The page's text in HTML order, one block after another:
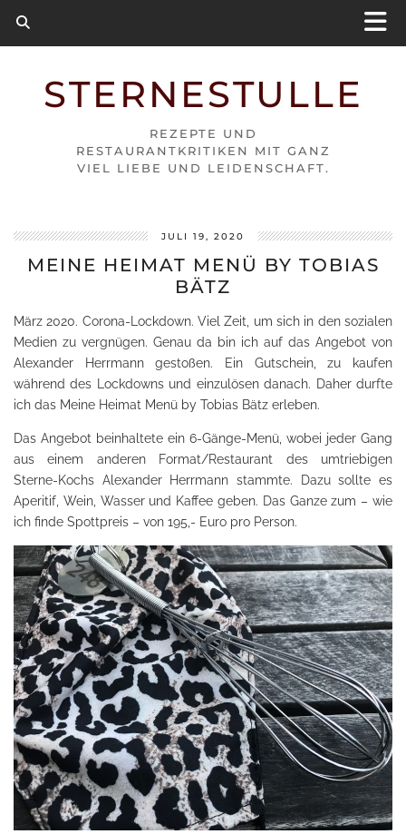
STERNESTULLE
REZEPTE UND
RESTAURANTKRITIKEN MIT GANZ
VIEL LIEBE UND LEIDENSCHAFT.
JULI 19, 2020
MEINE HEIMAT MENÜ BY TOBIAS
BÄTZ
März 2020. Corona-Lockdown. Viel Zeit, um sich in den sozialen
Medien zu vergnügen. Genau da bin ich auf das Angebot von
Alexander Herrmann gestoßen. Ein Gutschein, zu kaufen
während des Lockdowns und einzulösen danach. Daher durfte
ich das Meine Heimat Menü by Tobias Bätz erleben.
Das Angebot beinhaltete ein 6-Gänge-Menü, wobei jeder Gang
aus einem anderen Format/Restaurant des umtriebigen
Sterne-Kochs Alexander Herrmann stammte. Dazu sollte es
Aperitif, Wein, Wasser und Kaffee geben. Das Ganze zum – wie
ich finde Spottpreis – von 195,- Euro pro Person.